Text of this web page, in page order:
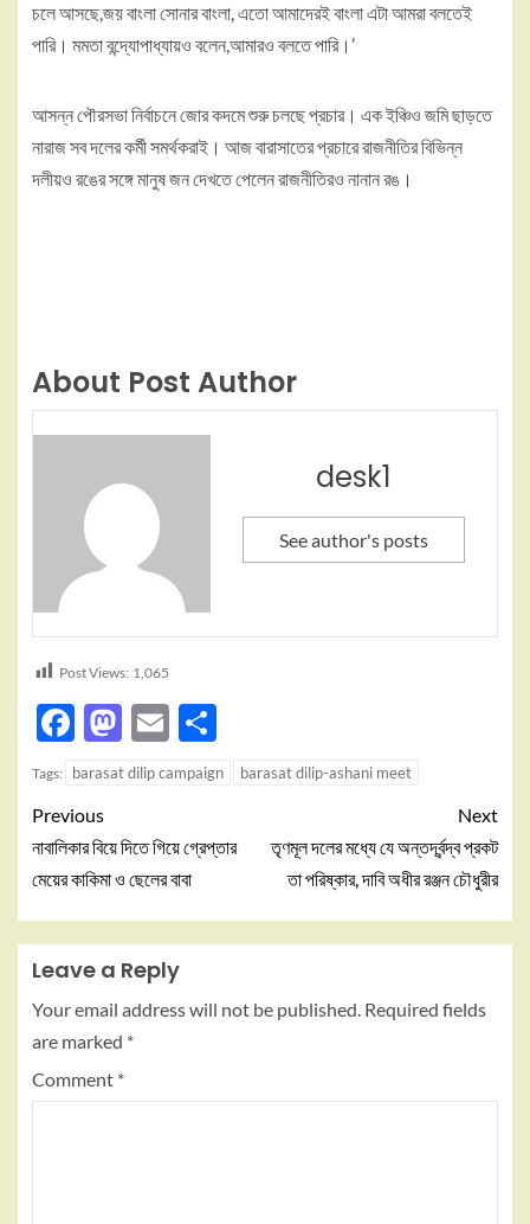
চলে আসছে,জয় বাংলা সোনার বাংলা, এতো আমাদেরই বাংলা এটা আমরা বলতেই
পারি। মমতা বন্দ্যোপাধ্যায়ও বলেন,আমারও বলতে পারি।’
আসন্ন পৌরসভা নির্বাচনে জোর কদমে শুরু চলছে প্রচার। এক ইঞ্চিও জমি ছাড়তে
নারাজ সব দলের কর্মী সমর্থকরাই। আজ বারাসাতের প্রচারে রাজনীতির বিভিন্ন
দলীয়ও রঙের সঙ্গে মানুষ জন দেখতে পেলেন রাজনীতিরও নানান রঙ।
About Post Author
desk1
See author's posts
Post Views: 1,065
Facebook
Mastodon
Email
Tags: barasat dilip campaign barasat dilip-ashani meet
Previous
নাবালিকার বিয়ে দিতে গিয়ে গ্রেপ্তার
মেয়ের কাকিমা ও ছেলের বাবা
Next
তৃণমূল দলের মধ্যে যে অন্তর্দ্বন্দ্ব প্রকট
তা পরিষ্কার, দাবি অধীর রঞ্জন চৌধুরীর
Leave a Reply
Your email address will not be published. Required fields
are marked *
Comment *